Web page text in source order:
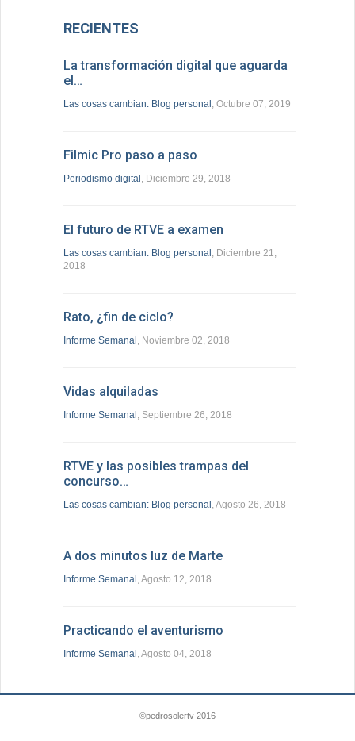
RECIENTES
La transformación digital que aguarda
el…
Las cosas cambian: Blog personal , Octubre 07, 2019
Filmic Pro paso a paso
Periodismo digital , Diciembre 29, 2018
El futuro de RTVE a examen
Las cosas cambian: Blog personal , Diciembre 21,
2018
Rato, ¿fin de ciclo?
Informe Semanal , Noviembre 02, 2018
Vidas alquiladas
Informe Semanal , Septiembre 26, 2018
RTVE y las posibles trampas del
concurso…
Las cosas cambian: Blog personal , Agosto 26, 2018
A dos minutos luz de Marte
Informe Semanal , Agosto 12, 2018
Practicando el aventurismo
Informe Semanal , Agosto 04, 2018
©pedrosolertv 2016